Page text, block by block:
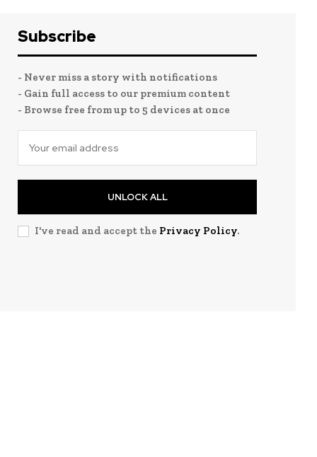
Subscribe
- Never miss a story with notifications
- Gain full access to our premium content
- Browse free from up to 5 devices at once
UNLOCK ALL
I've read and accept the Privacy Policy.